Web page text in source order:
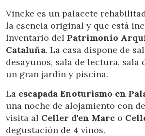
Vincke es un palacete
la esencia original y que está
Inventario del Patrimonio
Cataluña. La casa dispone de
desayunos, sala de lectura, sala
un gran jardín y piscina.
La escapada Enoturismo en
una noche de alojamiento con
visita al Celler d'en Marc o
degustación de 4 vinos.